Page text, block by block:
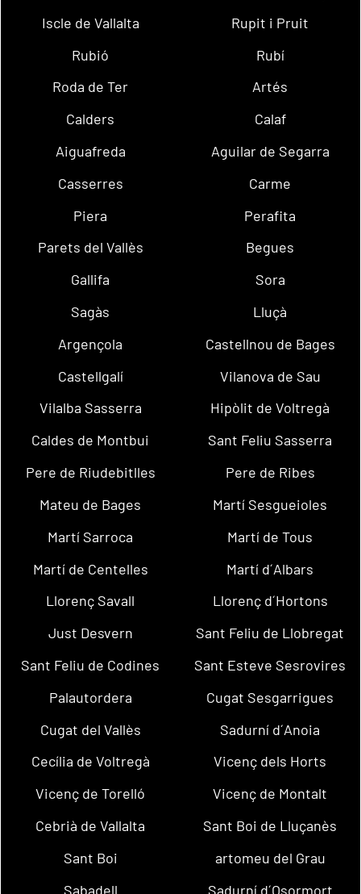
Iscle de Vallalta
Rupit i Pruit
Rubió
Rubí
Roda de Ter
Artés
Calders
Calaf
Aiguafreda
Aguilar de Segarra
Casserres
Carme
Piera
Perafita
Parets del Vallès
Begues
Gallifa
Sora
Sagàs
Lluçà
Argençola
Castellnou de Bages
Castellgalí
Vilanova de Sau
Vilalba Sasserra
Hipòlit de Voltregà
Caldes de Montbui
Sant Feliu Sasserra
Pere de Riudebitlles
Pere de Ribes
Mateu de Bages
Martí Sesgueioles
Martí Sarroca
Martí de Tous
Martí de Centelles
Martí d´Albars
Llorenç Savall
Llorenç d´Hortons
Just Desvern
Sant Feliu de Llobregat
Sant Feliu de Codines
Sant Esteve Sesrovires
Palautordera
Cugat Sesgarrigues
Cugat del Vallès
Sadurní d´Anoia
Cecília de Voltregà
Vicenç dels Horts
Vicenç de Torelló
Vicenç de Montalt
Cebrià de Vallalta
Sant Boi de Lluçanès
Sant Boi
artomeu del Grau
Sabadell
Sadurní d´Osormort